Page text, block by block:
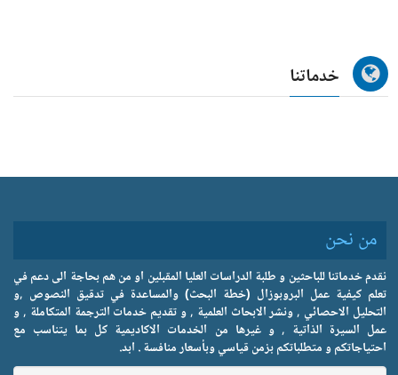
خدماتنا
من نحن
نقدم خدماتنا للباحثين و طلبة الدراسات العليا المقبلين او من هم بحاجة الى دعم في
تعلم كيفية عمل البروبوزال (خطة البحث) والمساعدة في تدقيق النصوص ,و
التحليل الاحصائي , ونشر الابحاث العلمية , و تقديم خدمات الترجمة المتكاملة , و
عمل السيرة الذاتية , و غيرها من الخدمات الاكاديمية كل بما يتناسب مع
احتياجاتكم و متطلباتكم بزمن قياسي وبأسعار منافسة . ابد.